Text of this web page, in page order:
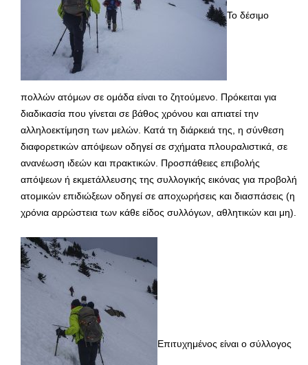
Το δέσιμο
πολλών ατόμων σε ομάδα είναι το ζητούμενο. Πρόκειται για
διαδικασία που γίνεται σε βάθος χρόνου και απιατεί την
αλληλοεκτίμηση των μελών. Κατά τη διάρκειά της, η σύνθεση
διαφορετικών απόψεων οδηγεί σε σχήματα πλουραλιστικά, σε
ανανέωση ιδεών και πρακτικών. Προσπάθειες επιβολής
απόψεων ή εκμετάλλευσης της συλλογικής εικόνας για προβολή
ατομικών επιδιώξεων οδηγεί σε αποχωρήσεις και διασπάσεις (η
χρόνια αρρώστεια των κάθε είδος συλλόγων, αθλητικών και μη).
Επιτυχημένος είναι ο σύλλογος